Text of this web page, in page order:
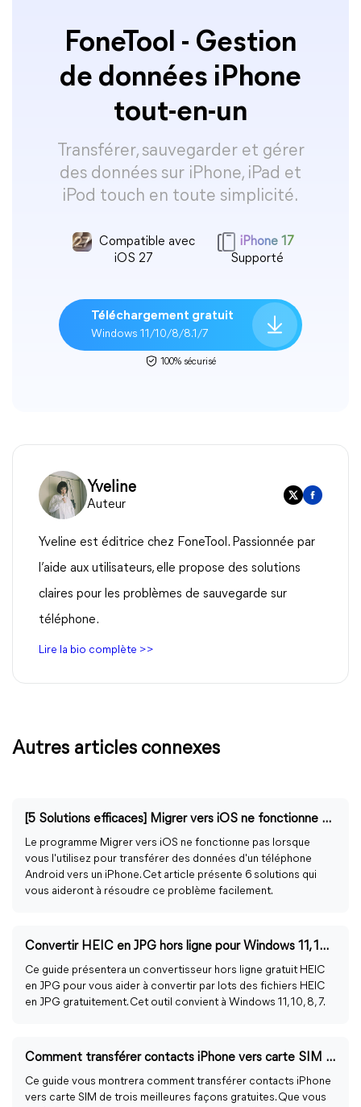
FoneTool - Gestion
de données iPhone
tout-en-un
Transférer, sauvegarder et gérer
des données sur iPhone, iPad et
iPod touch en toute simplicité.
Compatible avec
iOS 27
iPhone 17
Supporté
Téléchargement gratuit
Windows 11/10/8/8.1/7
100% sécurisé
Yveline
Auteur
Yveline est éditrice chez FoneTool. Passionnée par
l’aide aux utilisateurs, elle propose des solutions
claires pour les problèmes de sauvegarde sur
téléphone.
Lire la bio complète >>
Autres articles connexes
[5 Solutions efficaces] Migrer vers iOS ne fonctionne pas
Le programme Migrer vers iOS ne fonctionne pas lorsque
vous l'utilisez pour transférer des données d'un téléphone
Android vers un iPhone. Cet article présente 6 solutions qui
vous aideront à résoudre ce problème facilement.
Convertir HEIC en JPG hors ligne pour Windows 11, 10, 8, 7
Ce guide présentera un convertisseur hors ligne gratuit HEIC
en JPG pour vous aider à convertir par lots des fichiers HEIC
en JPG gratuitement. Cet outil convient à Windows 11, 10, 8, 7.
Comment transférer contacts iPhone vers carte SIM (3 façons)
Ce guide vous montrera comment transférer contacts iPhone
vers carte SIM de trois meilleures façons gratuites. Que vous